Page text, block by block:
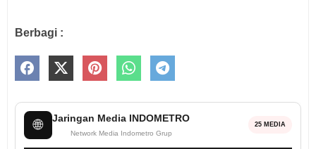
Berbagi :
🌐 Jaringan Media INDOMETRO
Network Media Indometro Grup
25 MEDIA